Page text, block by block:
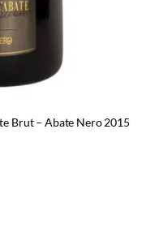
Brut – Abate Nero 2015